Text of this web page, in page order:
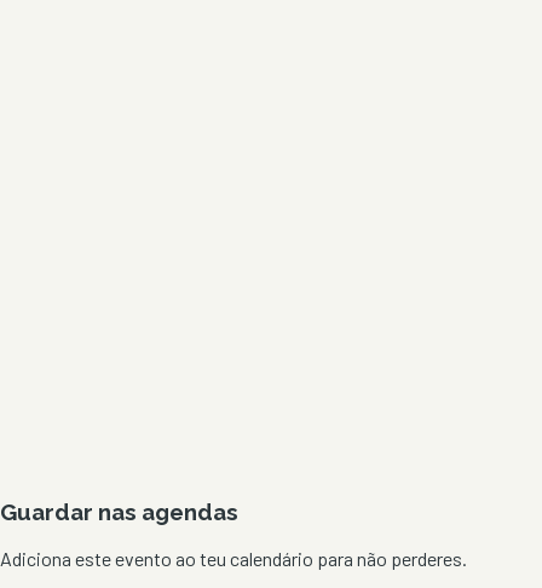
Guardar nas agendas
Adiciona este evento ao teu calendário para não perderes.